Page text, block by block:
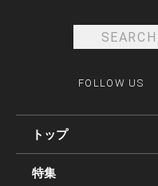
FOLLOW US
トップ
特集